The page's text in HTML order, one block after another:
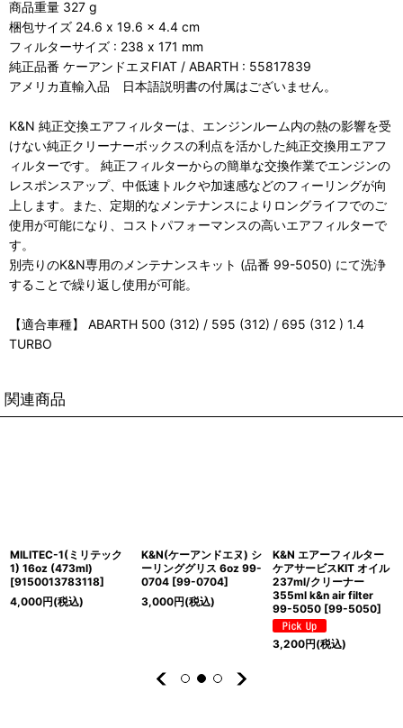
商品重量 327 g
梱包サイズ 24.6 x 19.6 x 4.4 cm
フィルターサイズ : 238 x 171 mm
純正品番 ケーアンドエヌFIAT / ABARTH : 55817839
アメリカ直輸入品 日本語説明書の付属はございません。
K&N 純正交換エアフィルターは、エンジンルーム内の熱の影響を受
けない純正クリーナーボックスの利点を活かした純正交換用エアフ
ィルターです。 純正フィルターからの簡単な交換作業でエンジンの
レスポンスアップ、中低速トルクや加速感などのフィーリングが向
上します。また、定期的なメンテナンスによりロングライフでのご
使用が可能になり、コストパフォーマンスの高いエアフィルターで
す。
別売りのK&N専用のメンテナンスキット (品番 99-5050) にて洗浄
することで繰り返し使用が可能。
【適合車種】 ABARTH 500 (312) / 595 (312) / 695 (312 ) 1.4
TURBO
関連商品
MILITEC-1(ミリテック
1) 16oz (473ml)
[9150013783118]
4,000円(税込)
K&N(ケーアンドエヌ) シ
ーリンググリス 6oz 99-
0704 [99-0704]
3,000円(税込)
K&N エアーフィルター
ケアサービスKIT オイル
237ml/クリーナー
355ml k&n air filter
99-5050 [99-5050]
3,200円(税込)